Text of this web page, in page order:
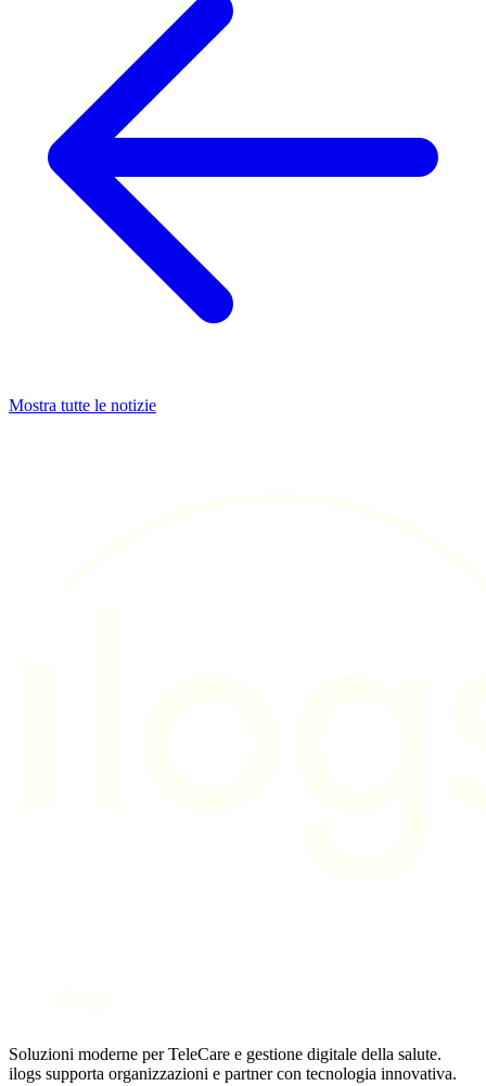
Mostra tutte le notizie
Soluzioni moderne per TeleCare e gestione digitale della salute.
ilogs supporta organizzazioni e partner con tecnologia innovativa.